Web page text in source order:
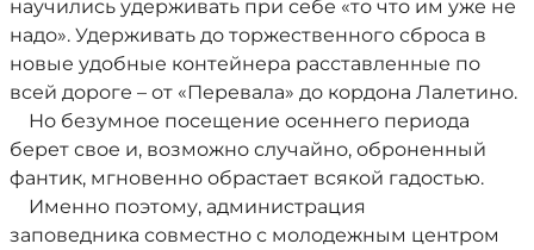
научились удерживать при себе «то что им уже не
надо». Удерживать до торжественного сброса в
новые удобные контейнера расставленные по
всей дороге – от «Перевала» до кордона Лалетино.
Но безумное посещение осеннего периода
берет свое и, возможно случайно, оброненный
фантик, мгновенно обрастает всякой гадостью.
Именно поэтому, администрация
заповедника совместно с молодежным центром